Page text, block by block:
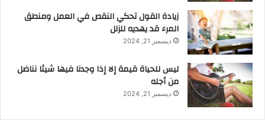
زيادة القول تحكي النقص في العمل ومنطق
المرء قد يهديه للزلل
ديسمبر 21, 2024
ليس للحياة قيمة إلا إذا وجدنا فيها شيئا نناضل
من أجله
ديسمبر 21, 2024